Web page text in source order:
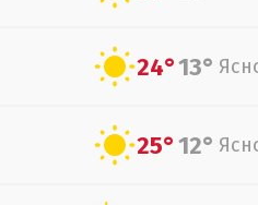
24°13°
25°12°